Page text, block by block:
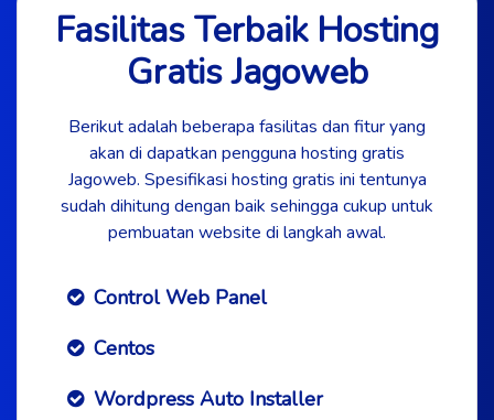
Fasilitas Terbaik Hosting
Gratis Jagoweb
Berikut adalah beberapa fasilitas dan fitur yang
akan di dapatkan pengguna hosting gratis
Jagoweb. Spesifikasi hosting gratis ini tentunya
sudah dihitung dengan baik sehingga cukup untuk
pembuatan website di langkah awal.
Control Web Panel
Centos
Wordpress Auto Installer